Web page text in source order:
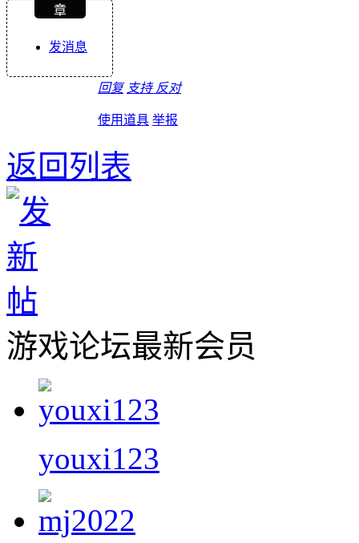
章
发消息
回复 支持 反对
使用道具 举报
返回列表
游戏论坛最新会员
youxi123